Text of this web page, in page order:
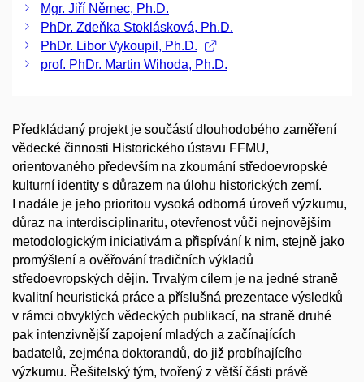
Mgr. Jiří Němec, Ph.D.
PhDr. Zdeňka Stoklásková, Ph.D.
PhDr. Libor Vykoupil, Ph.D.
prof. PhDr. Martin Wihoda, Ph.D.
Předkládaný projekt je součástí dlouhodobého zaměření
vědecké činnosti Historického ústavu FFMU,
orientovaného především na zkoumání středoevropské
kulturní identity s důrazem na úlohu historických zemí.
I nadále je jeho prioritou vysoká odborná úroveň výzkumu,
důraz na interdisciplinaritu, otevřenost vůči nejnovějším
metodologickým iniciativám a přispívání k nim, stejně jako
promýšlení a ověřování tradičních výkladů
středoevropských dějin. Trvalým cílem je na jedné straně
kvalitní heuristická práce a příslušná prezentace výsledků
v rámci obvyklých vědeckých publikací, na straně druhé
pak intenzivnější zapojení mladých a začínajících
badatelů, zejména doktorandů, do již probíhajícího
výzkumu. Řešitelský tým, tvořený z větší části právě